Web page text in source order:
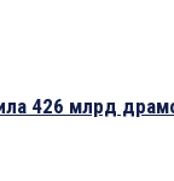
426 млрд